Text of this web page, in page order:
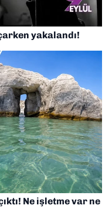
yakalandı!
Ne işletme var ne